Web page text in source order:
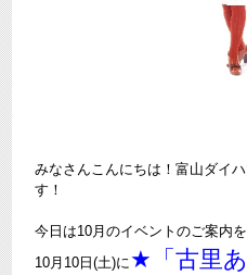
みなさんこんにちは！富山ダイ
す！
今日は10月のイベントのご案内
10月10日(土)に★「古里